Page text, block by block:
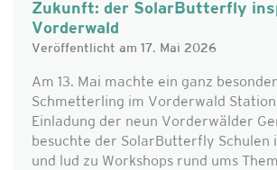
Zukunft: der SolarButterfly
Vorderwald
Veröffentlicht am 17. Mai 2026
Am 13. Mai machte ein ganz
Schmetterling im Vorderwald
Einladung der neun Vorderwälder
besuchte der SolarButterfly Schulen
und lud zu Workshops rund ums